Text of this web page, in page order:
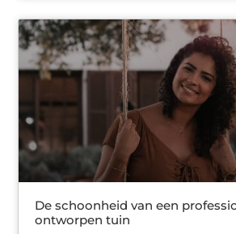
De schoonheid van een
ontworpen tuin